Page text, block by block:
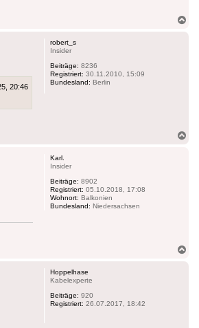
robert_s
Insider
Beiträge: 8236
Registriert: 30.11.2010, 15:09
Bundesland: Berlin
20:46
Karl.
Insider
Beiträge: 8902
Registriert: 05.10.2018, 17:08
Wohnort: Balkonien
Bundesland: Niedersachsen
Hoppelhase
Kabelexperte
Beiträge: 920
Registriert: 26.07.2017, 18:42